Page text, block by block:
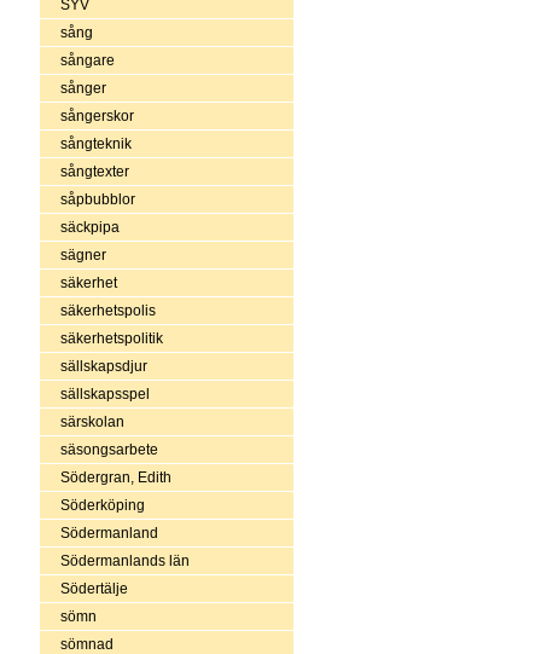
SYV
sång
sångare
sånger
sångerskor
sångteknik
sångtexter
såpbubblor
säckpipa
sägner
säkerhet
säkerhetspolis
säkerhetspolitik
sällskapsdjur
sällskapsspel
särskolan
säsongsarbete
Södergran, Edith
Söderköping
Södermanland
Södermanlands län
Södertälje
sömn
sömnad